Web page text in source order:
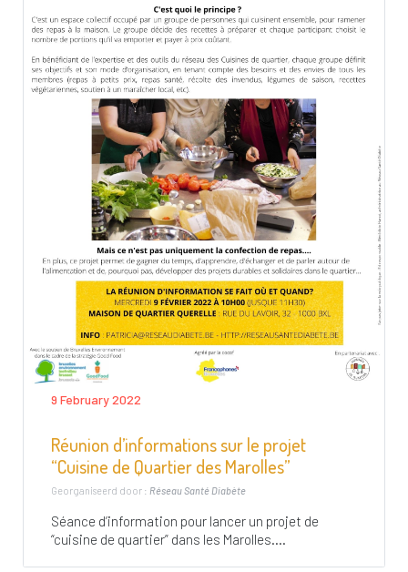
9 February 2022
Réunion d’informations sur le projet
“Cuisine de Quartier des Marolles”
Georganiseerd door : Réseau Santé Diabète
Séance d’information pour lancer un projet de
“cuisine de quartier” dans les Marolles....